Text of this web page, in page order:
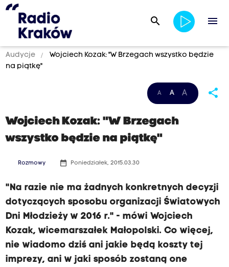
search menu
Audycje
Wojciech Kozak: "W Brzegach wszystko będzie
na piątkę"
A A A share
Wojciech Kozak: "W Brzegach
wszystko będzie na piątkę"
Rozmowy date_range Poniedziałek, 2015.03.30
"Na razie nie ma żadnych konkretnych decyzji
dotyczących sposobu organizacji Światowych
Dni Młodzieży w 2016 r." - mówi Wojciech
Kozak, wicemarszałek Małopolski. Co więcej,
nie wiadomo dziś ani jakie będą koszty tej
imprezy, ani w jaki sposób zostaną one